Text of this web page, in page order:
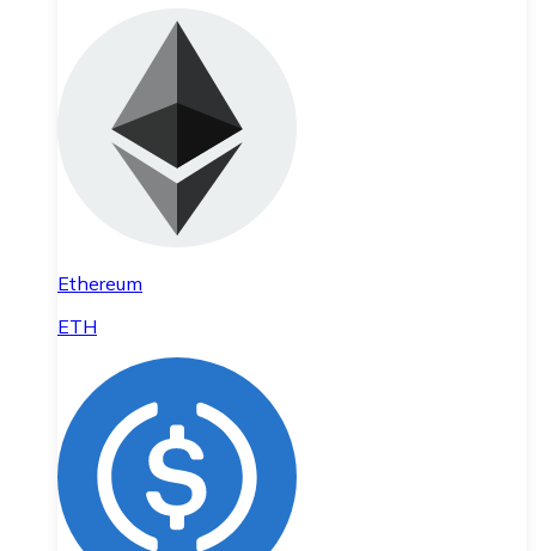
Ethereum
ETH